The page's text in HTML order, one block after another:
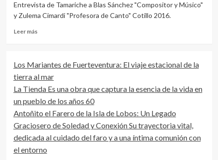
Entrevista de Tamariche a Blas Sánchez "Compositor y Músico"
y Zulema Cimardi "Profesora de Canto" Cotillo 2016.
Leer másLeer
a
Blas
Sánchez
y
Zulema
Cimardi
el
Cotillo
2016
Los Mariantes de Fuerteventura: El viaje estacional de la
tierra al mar
La Tienda Es una obra que captura la esencia de la vida en
un pueblo de los años 60
Antoñito el Farero de la Isla de Lobos: Un Legado
Graciosero de Soledad y Conexión Su trayectoria vital,
dedicada al cuidado del faro y a una íntima comunión con
el entorno